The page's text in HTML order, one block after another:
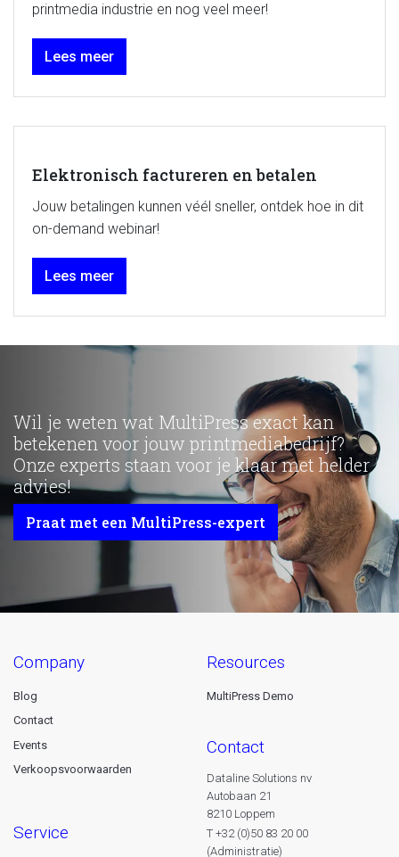
printmedia industrie en nog veel meer!
Lees meer
Elektronisch factureren en betalen
Jouw betalingen kunnen véél sneller, ontdek hoe in dit
on-demand webinar!
Lees meer
Wil je weten wat MultiPress exact kan
betekenen voor jouw printmediabedrijf?
Onze experts staan voor je klaar met helder
advies!
Praat met een MultiPress-expert
company
Blog
Contact
Events
Verkoopsvoorwaarden
service
resources
MultiPress Demo
contact
Dataline Solutions nv
Autobaan 21
8210 Loppem
T +32 (0)50 83 20 00
(Administratie)